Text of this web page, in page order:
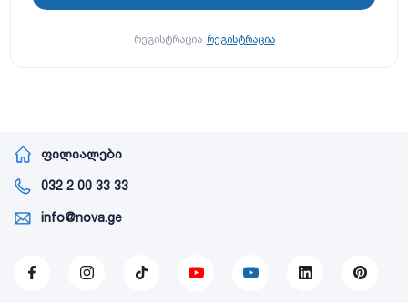
რეგისტრაცია რეგისტრაცია
ფილიალები
032 2 00 33 33
info@nova.ge